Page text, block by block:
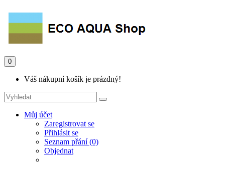
0
Váš nákupní košík je prázdný!
Můj účet
Zaregistrovat se
Přihlásit se
Seznam přání (0)
Objednat